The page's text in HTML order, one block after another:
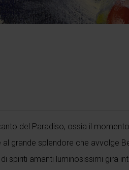
del Paradiso, ossia il
grande splendore che avvolge
spiriti amanti luminosissimi gira